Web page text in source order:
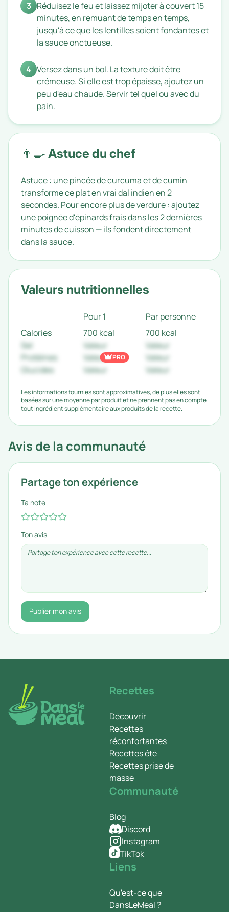
3 Réduisez le feu et laissez mijoter à couvert 15
minutes, en remuant de temps en temps,
jusqu'à ce que les lentilles soient fondantes et
la sauce onctueuse.
4 Versez dans un bol. La texture doit être
crémeuse. Si elle est trop épaisse, ajoutez un
peu d'eau chaude. Servir tel quel ou avec du
pain.
👨‍🍳 Astuce du chef
Astuce : une pincée de curcuma et de cumin
transforme ce plat en vrai dal indien en 2
secondes. Pour encore plus de verdure : ajoutez
une poignée d'épinards frais dans les 2 dernières
minutes de cuisson — ils fondent directement
dans la sauce.
Valeurs nutritionnelles
Pour 1
Par personne
Calories
700 kcal
700 kcal
Sel
Valeur
Valeur
Protéines
Valeur
Valeur
Glucides
Valeur Valeur
PRO
Les informations fournies sont approximatives, de plus elles sont
basées sur une moyenne par produit et ne prennent pas en compte
tout ingrédient supplémentaire aux produits de la recette.
Avis de la communauté
Partage ton expérience
Ta note
Ton avis
Publier mon avis
Recettes
Découvrir
Recettes
réconfortantes
Recettes été
Recettes prise de
masse
Communauté
Blog
Discord
Instagram
TikTok
Liens
Qu'est-ce que
DansLeMeal ?